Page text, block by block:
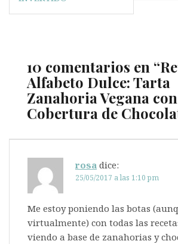
10 comentarios en “
Alfabeto Dulce: Tarta
Zanahoria Vegana con
Cobertura de
rosa dice:
25/05/2017 a las 1:10 pm
Me estoy poniendo las botas
virtualmente) con todas las
viendo a base de zanahorias y